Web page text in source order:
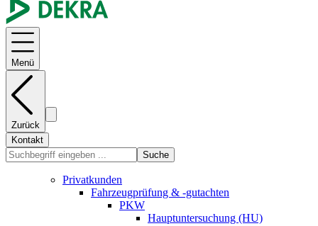
Menü
Zurück
Kontakt
Suche
Privatkunden
Fahrzeugprüfung & -gutachten
PKW
Hauptuntersuchung (HU)